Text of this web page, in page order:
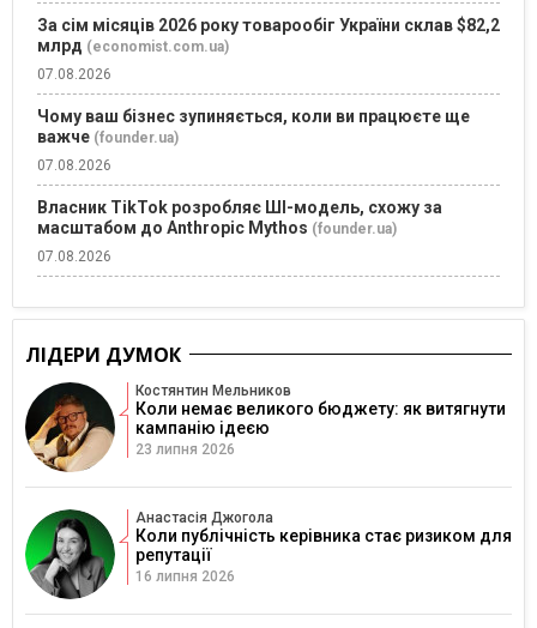
За сім місяців 2026 року товарообіг України склав $82,2
млрд (economist.com.ua)
07.08.2026
Чому ваш бізнес зупиняється, коли ви працюєте ще
важче (founder.ua)
07.08.2026
Власник TikTok розробляє ШІ-модель, схожу за
масштабом до Anthropic Mythos (founder.ua)
07.08.2026
ЛІДЕРИ ДУМОК
Костянтин Мельников
Коли немає великого бюджету: як витягнути
кампанію ідеєю
23 липня 2026
Анастасія Джогола
Коли публічність керівника стає ризиком для
репутації
16 липня 2026